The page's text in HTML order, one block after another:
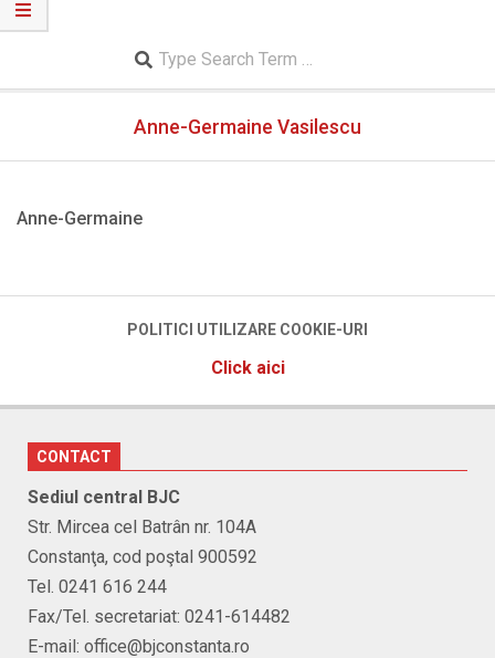
Search
Anne-Germaine Vasilescu
Anne-Germaine
12
POLITICI UTILIZARE COOKIE-URI
Click aici
CONTACT
Sediul central BJC
Str. Mircea cel Batrân nr. 104A
Constanţa, cod poştal 900592
Tel. 0241 616 244
Fax/Tel. secretariat: 0241-614482
E-mail: office@bjconstanta.ro